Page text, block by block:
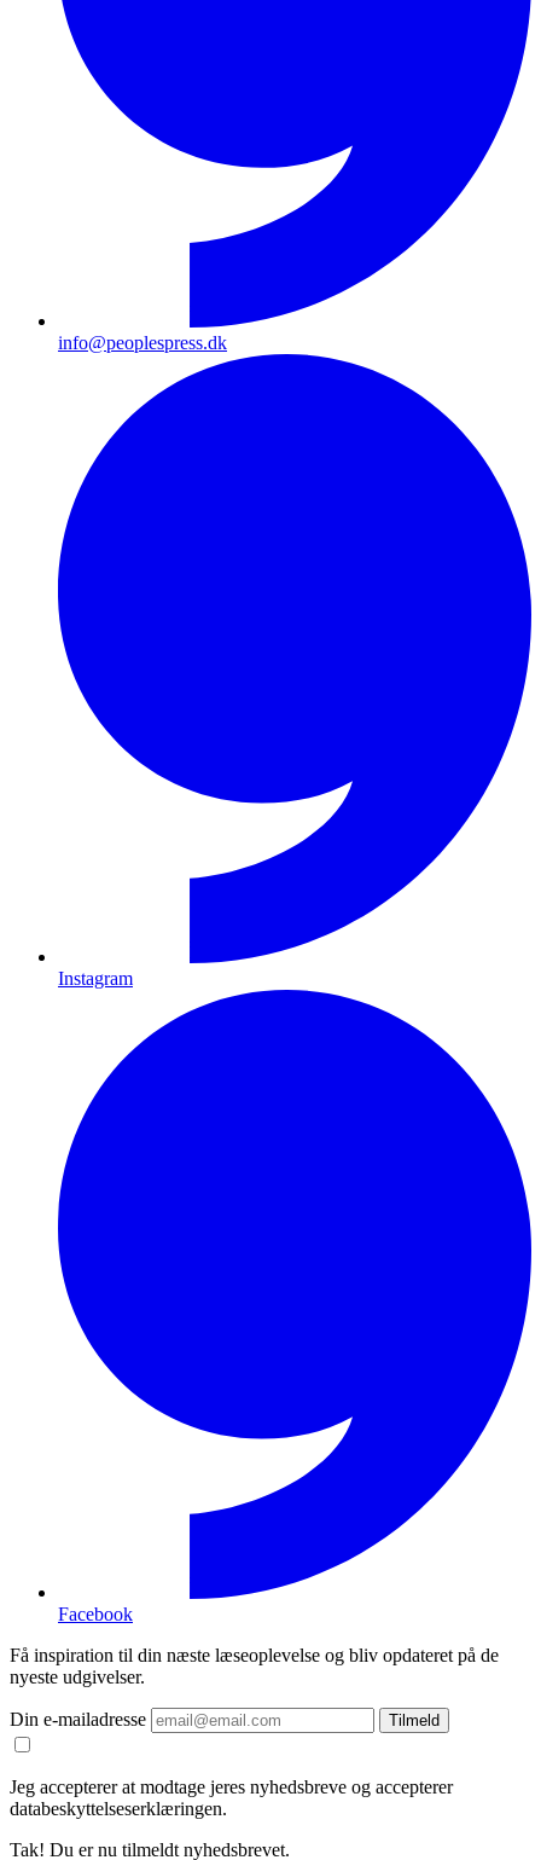
info@peoplespress.dk
Instagram
Facebook
Få inspiration til din næste læseoplevelse og bliv opdateret på de
nyeste udgivelser.
Din e-mailadresse Tilmeld
Jeg accepterer at modtage jeres nyhedsbreve og accepterer
databeskyttelseserklæringen.
Tak! Du er nu tilmeldt nyhedsbrevet.